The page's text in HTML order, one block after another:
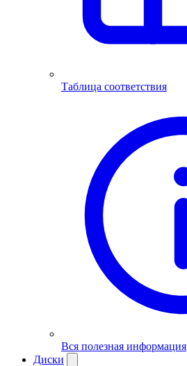
Таблица соответствия
Вся полезная информация
Диски